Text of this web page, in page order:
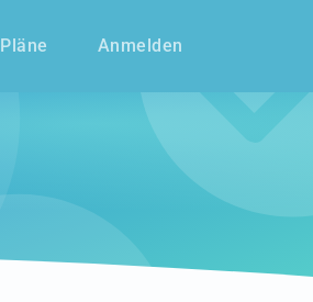
Pläne Anmelden